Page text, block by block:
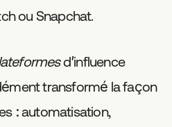
ou Snapchat.
d’influence
transformé la façon
: automatisation,